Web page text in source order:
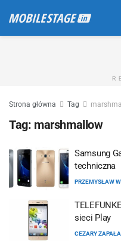
Strona główna Tag
Tag: marshmallow
Samsung
techniczna
PRZEMYSŁAW
sieci Play
CEZARY ZAPAŁA